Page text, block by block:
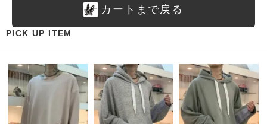
カートまで戻る
PICK UP ITEM